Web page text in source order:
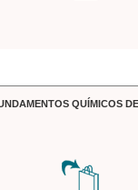
QUÍMICOS